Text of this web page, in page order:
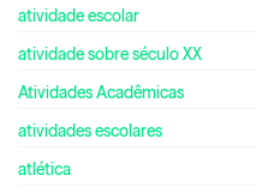
atividade escolar
atividade sobre século XX
Atividades Acadêmicas
atividades escolares
atlética